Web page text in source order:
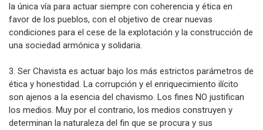
la única vía para actuar siempre con coherencia y ética en
favor de los pueblos, con el objetivo de crear nuevas
condiciones para el cese de la explotación y la construcción de
una sociedad armónica y solidaria.
3. Ser Chavista es actuar bajo los más estrictos parámetros de
ética y honestidad. La corrupción y el enriquecimiento ilícito
son ajenos a la esencia del chavismo. Los fines NO justifican
los medios. Muy por el contrario, los medios construyen y
determinan la naturaleza del fin que se procura y sus